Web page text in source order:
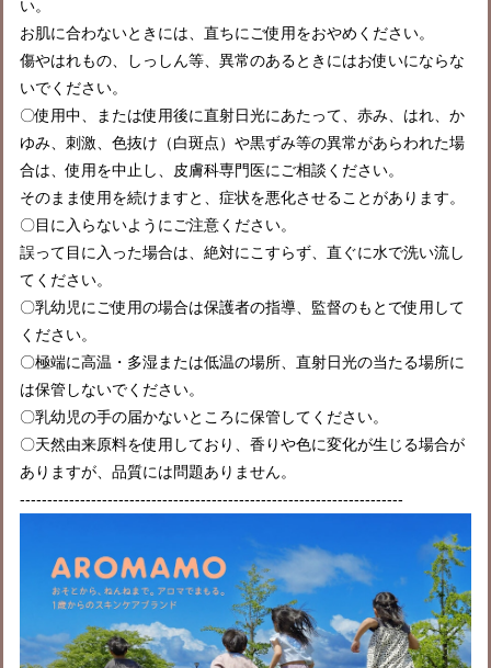
い。
お肌に合わないときには、直ちにご使用をおやめください。
傷やはれもの、しっしん等、異常のあるときにはお使いにならな
いでください。
〇使用中、または使用後に直射日光にあたって、赤み、はれ、か
ゆみ、刺激、色抜け（白斑点）や黒ずみ等の異常があらわれた場
合は、使用を中止し、皮膚科専門医にご相談ください。
そのまま使用を続けますと、症状を悪化させることがあります。
〇目に入らないようにご注意ください。
誤って目に入った場合は、絶対にこすらず、直ぐに水で洗い流し
てください。
〇乳幼児にご使用の場合は保護者の指導、監督のもとで使用して
ください。
〇極端に高温・多湿または低温の場所、直射日光の当たる場所に
は保管しないでください。
〇乳幼児の手の届かないところに保管してください。
〇天然由来原料を使用しており、香りや色に変化が生じる場合が
ありますが、品質には問題ありません。
----------------------------------------------------------------------